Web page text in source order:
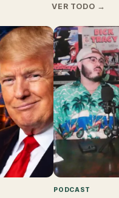
VER TODO →
PODCAST